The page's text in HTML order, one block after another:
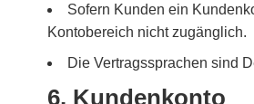
Sofern Kunden ein
Kontobereich nicht zugänglich.
Die Vertragssprachen sind
6. Kundenkonto